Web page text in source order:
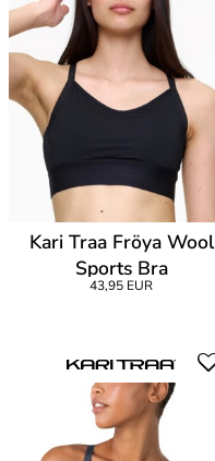
Kari Traa Fröya Wool
Sports Bra
43,95 EUR